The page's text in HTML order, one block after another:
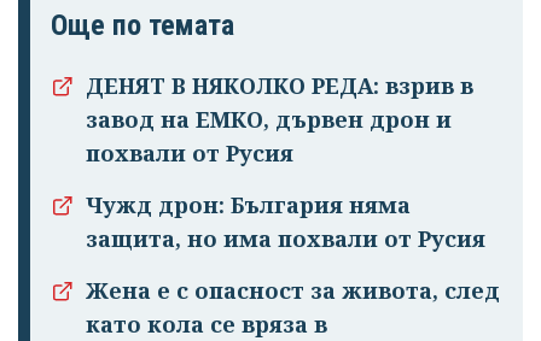
профила си!
Още по темата
ДЕНЯТ В НЯКОЛКО РЕДА: взрив в
завод на ЕМКО, дървен дрон и
похвали от Русия
Чужд дрон: България няма
защита, но има похвали от Русия
Жена е с опасност за живота, след
като кола се вряза в